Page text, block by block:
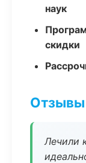
наук
скидки
Отзывы
Лечили